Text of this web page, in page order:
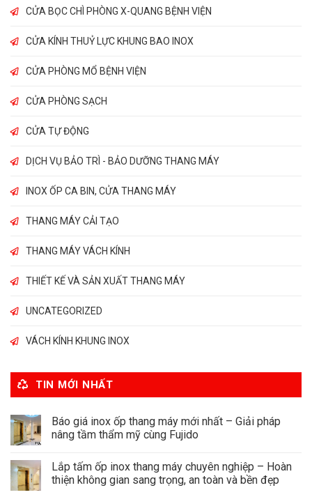
CỬA BỌC CHÌ PHÒNG X-QUANG BỆNH VIỆN
CỬA KÍNH THUỶ LỰC KHUNG BAO INOX
CỬA PHÒNG MỔ BỆNH VIỆN
CỬA PHÒNG SẠCH
CỬA TỰ ĐỘNG
DỊCH VỤ BẢO TRÌ - BẢO DƯỠNG THANG MÁY
INOX ỐP CA BIN, CỬA THANG MÁY
THANG MÁY CẢI TẠO
THANG MÁY VÁCH KÍNH
THIẾT KẾ VÀ SẢN XUẤT THANG MÁY
UNCATEGORIZED
VÁCH KÍNH KHUNG INOX
TIN MỚI NHẤT
Báo giá inox ốp thang máy mới nhất – Giải pháp
nâng tầm thẩm mỹ cùng Fujido
Lắp tấm ốp inox thang máy chuyên nghiệp – Hoàn
thiện không gian sang trọng, an toàn và bền đẹp